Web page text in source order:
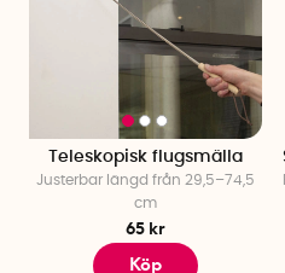
Teleskopisk flugsmälla
Justerbar längd från 29,5–74,5
cm
65 kr
Köp